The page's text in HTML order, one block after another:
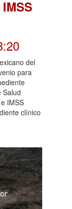
del
para
Salud
IMSS
clínico